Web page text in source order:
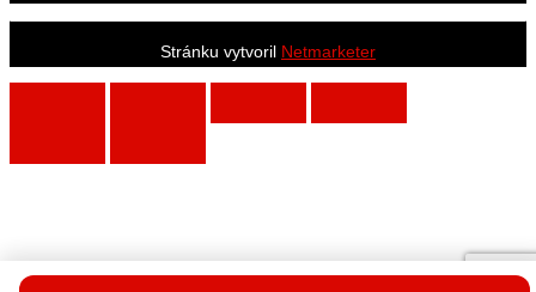
Stránku vytvoril Netmarketer